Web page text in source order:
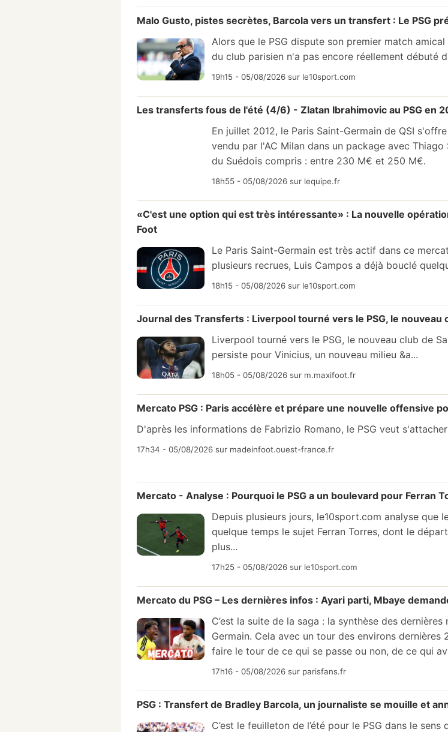
Malo Gusto, pistes secrètes, Barcola vers un transfert : Le PSG
Alors que le PSG dispute son premier match
du club parisien n'a pas encore réellement débuté
19h15 - 05/08/2026 sur le10sport.com
Les transferts fous de l'été (4/6) - Zlatan Ibrahimovic au PSG en
En juillet 2012, le Paris Saint-Germain de QSI
vendu par l'AC Milan dans un package avec
du Suédois compris : entre 230 M€ et 250 M€.
18h55 - 05/08/2026 sur lequipe.fr
«C'est une option qui est très intéressante» : La nouvelle
Foot
Le Paris Saint-Germain est très actif dans ce
plusieurs recrues, Luis Campos a déjà bouclé
18h15 - 05/08/2026 sur le10sport.com
Journal des Transferts : Liverpool tourné vers le PSG, le nouveau
Liverpool tourné vers le PSG, le nouveau club de
persiste pour Vinicius, un nouveau milieu &a...
18h05 - 05/08/2026 sur m.maxifoot.fr
Mercato PSG : Paris accélère et prépare une nouvelle offensive
D'après les informations de Fabrizio Romano, le PSG veut
17h34 - 05/08/2026 sur madeinfoot.ouest-france.fr
Mercato - Analyse : Pourquoi le PSG a un boulevard pour Ferran
Depuis plusieurs jours, le10sport.com analyse que
quelque temps le sujet Ferran Torres, dont le
plus...
17h25 - 05/08/2026 sur le10sport.com
Mercato du PSG – Les dernières infos : Ayari parti, Mbaye
C’est la suite de la saga : la synthèse des
Germain. Cela avec un tour des environs
faire le tour de ce qui se passe ou non, de ce qui
17h16 - 05/08/2026 sur parisfans.fr
PSG : Transfert de Bradley Barcola, un journaliste se mouille et
C’est le feuilleton de l’été pour le PSG dans le